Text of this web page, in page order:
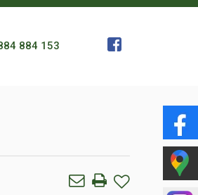
884 153